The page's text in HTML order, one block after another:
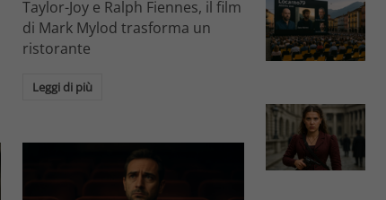
Taylor-Joy e Ralph Fiennes, il film
di Mark Mylod trasforma un
ristorante
Leggi di più